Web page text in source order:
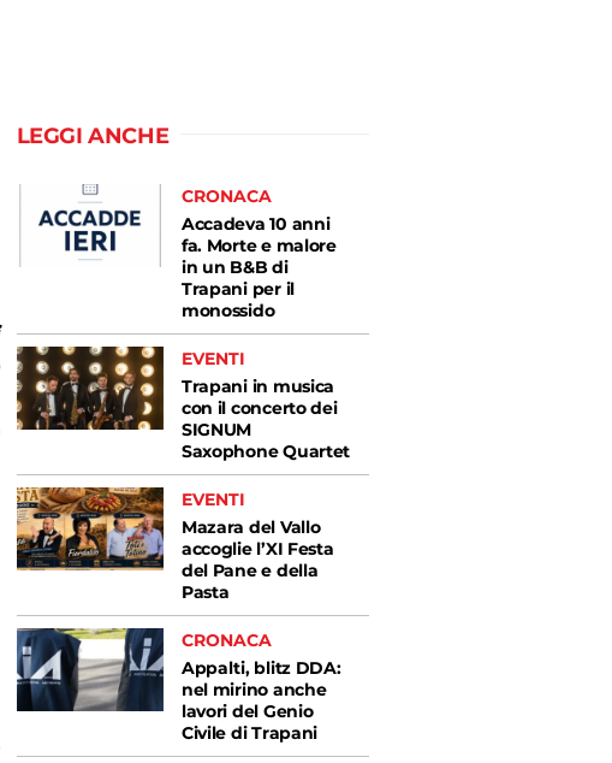
LEGGI ANCHE
CRONACA
Accadeva 10 anni
fa. Morte e malore
in un B&B di
Trapani per il
monossido
EVENTI
Trapani in musica
con il concerto dei
SIGNUM
Saxophone Quartet
EVENTI
Mazara del Vallo
accoglie l’XI Festa
del Pane e della
Pasta
CRONACA
Appalti, blitz DDA:
nel mirino anche
lavori del Genio
Civile di Trapani